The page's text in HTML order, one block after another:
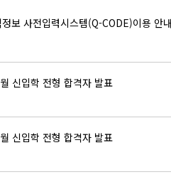
보 사전입력시스템(Q-CODE)이용 안내
신입학 전형 합격자 발표
신입학 전형 합격자 발표